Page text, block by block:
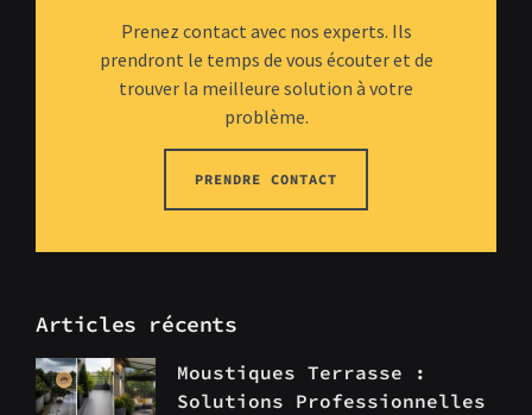
Prenez contact avec nos experts. Ils
prendront le temps de vous écouter et de
trouver la meilleure solution à votre
problème.
PRENDRE CONTACT
Articles récents
Moustiques Terrasse :
Solutions Professionnelles